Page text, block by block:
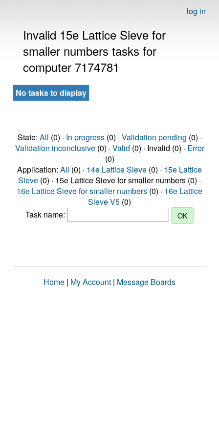
log in
Invalid 15e Lattice Sieve for
smaller numbers tasks for
computer 7174781
No tasks to display
State: All (0) · In progress(0) · Validation pending (0) ·
Validation inconclusive(0) · Valid (0) · Invalid (0) · Error
(0)
Application: All (0) · 14e Lattice Sieve (0) · 15e Lattice
Sieve (0) · 15e Lattice Sieve for smaller numbers (0) ·
16e Lattice Sieve for smaller numbers (0) · 16e Lattice
Sieve V5 (0)
Task name:
Home | My Account | Message Boards